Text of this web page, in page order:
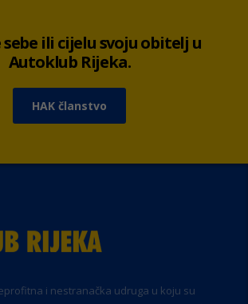
ili cijelu svoju obitelj u
Autoklub Rijeka.
HAK članstvo
i nestranačka udruga u koju su